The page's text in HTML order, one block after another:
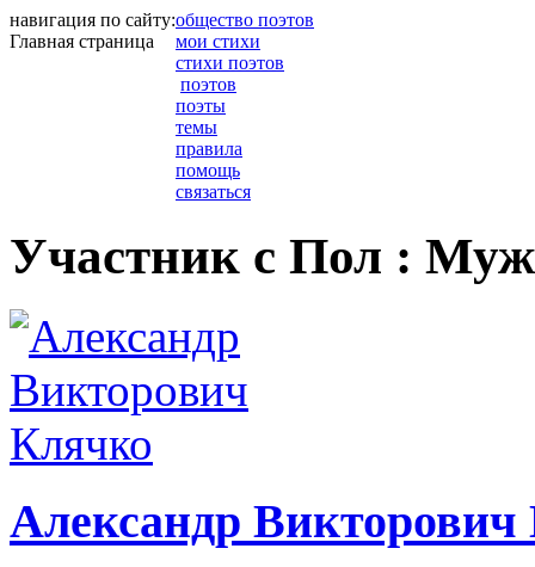
навигация по сайту:
Главная страница
общество поэтов
мои стихи
стихи поэтов
поэтов
поэты
темы
правила
помощь
связаться
Участник с Пол :
Александр